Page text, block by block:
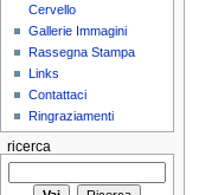
Cervello
Gallerie Immagini
Rassegna Stampa
Links
Contattaci
Ringraziamenti
ricerca